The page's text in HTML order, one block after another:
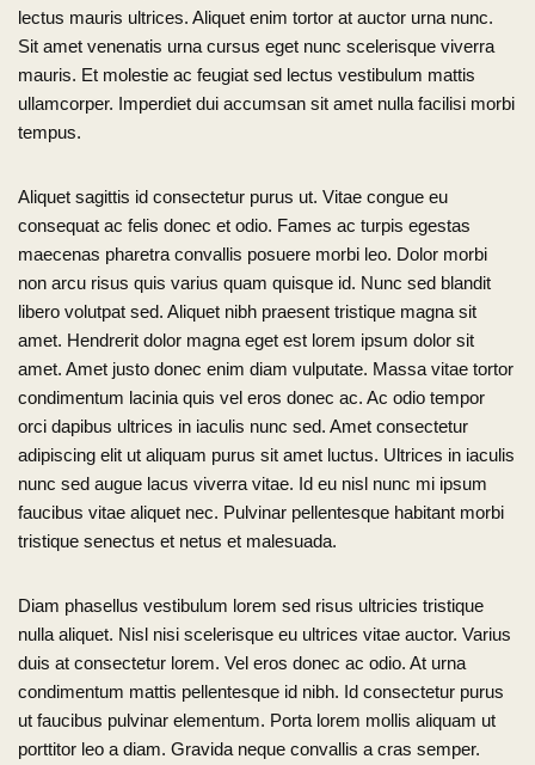
lectus mauris ultrices. Aliquet enim tortor at auctor urna nunc.
Sit amet venenatis urna cursus eget nunc scelerisque viverra
mauris. Et molestie ac feugiat sed lectus vestibulum mattis
ullamcorper. Imperdiet dui accumsan sit amet nulla facilisi morbi
tempus.
Aliquet sagittis id consectetur purus ut. Vitae congue eu
consequat ac felis donec et odio. Fames ac turpis egestas
maecenas pharetra convallis posuere morbi leo. Dolor morbi
non arcu risus quis varius quam quisque id. Nunc sed blandit
libero volutpat sed. Aliquet nibh praesent tristique magna sit
amet. Hendrerit dolor magna eget est lorem ipsum dolor sit
amet. Amet justo donec enim diam vulputate. Massa vitae tortor
condimentum lacinia quis vel eros donec ac. Ac odio tempor
orci dapibus ultrices in iaculis nunc sed. Amet consectetur
adipiscing elit ut aliquam purus sit amet luctus. Ultrices in iaculis
nunc sed augue lacus viverra vitae. Id eu nisl nunc mi ipsum
faucibus vitae aliquet nec. Pulvinar pellentesque habitant morbi
tristique senectus et netus et malesuada.
Diam phasellus vestibulum lorem sed risus ultricies tristique
nulla aliquet. Nisl nisi scelerisque eu ultrices vitae auctor. Varius
duis at consectetur lorem. Vel eros donec ac odio. At urna
condimentum mattis pellentesque id nibh. Id consectetur purus
ut faucibus pulvinar elementum. Porta lorem mollis aliquam ut
porttitor leo a diam. Gravida neque convallis a cras semper.